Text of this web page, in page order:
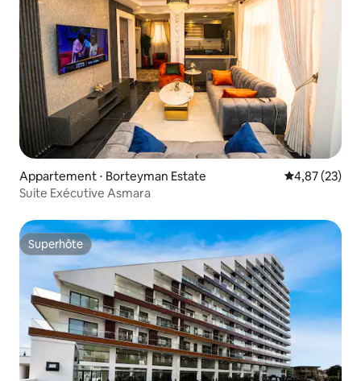
Appartement ⋅ Borteyman Estate Évaluation
4,87 (23)
Suite Exécutive Asmara
Superhôte
Superhôte